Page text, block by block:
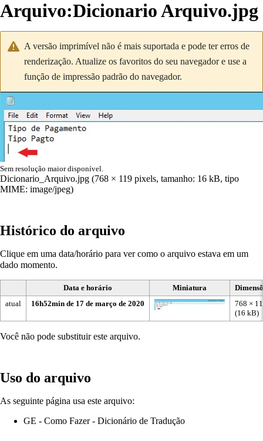
Arquivo:Dicionario Arquivo.jpg
A versão imprimível não é mais suportada e pode ter erros de
renderização. Atualize os favoritos do seu navegador e use a
função de impressão padrão do navegador.
Sem resolução maior disponível.
Dicionario_Arquivo.jpg (768 × 119 pixels, tamanho: 16 kB, tipo
MIME: image/jpeg)
Histórico do arquivo
Clique em uma data/horário para ver como o arquivo estava em um
dado momento.
Data e horário Miniatura
atual
16h52min de 17 de março de 2020
768 ×
(16 kB)
Você não pode substituir este arquivo.
Uso do arquivo
As seguinte página usa este arquivo:
GE - Como Fazer - Dicionário de Tradução